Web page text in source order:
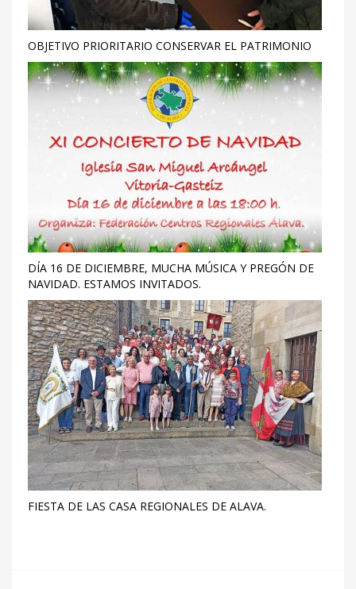
OBJETIVO PRIORITARIO CONSERVAR EL PATRIMONIO
DÍA 16 DE DICIEMBRE, MUCHA MÚSICA Y PREGÓN DE
NAVIDAD. ESTAMOS INVITADOS.
FIESTA DE LAS CASA REGIONALES DE ALAVA.